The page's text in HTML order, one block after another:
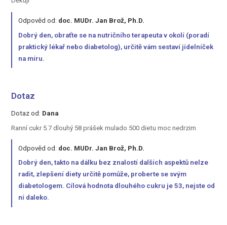
Odpověd od: doc. MUDr. Jan Brož, Ph.D.
Dobrý den, obraťte se na nutričního terapeuta v okolí (poradí
praktický lékař nebo diabetolog), určitě vám sestaví jídelníček
na míru.
Dotaz
Dotaz od: Dana
Ranní cukr 5.7 dlouhý 58 prášek mulado 500 dietu moc nedrzim
Odpověd od: doc. MUDr. Jan Brož, Ph.D.
Dobrý den, takto na dálku bez znalostí dalších aspektů nelze
radit, zlepšení diety určitě pomůže, proberte se svým
diabetologem. Cílová hodnota dlouhého cukru je 53, nejste od
ní daleko.